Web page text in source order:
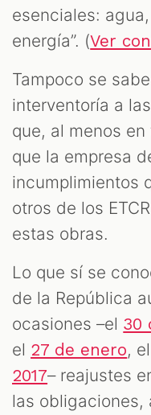
esenciales:
energía”. (Ver
Tampoco se
interventoría a
que, al menos
que la empresa
incumplimientos
otros de los
estas obras.
Lo que sí se
de la República
ocasiones –el 30
el 27 de enero, el
2017– reajustes
las obligaciones,